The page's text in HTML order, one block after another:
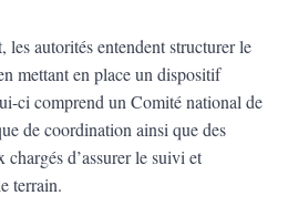
les autorités entendent structurer le
mettant en place un dispositif
ci comprend un Comité national de
de coordination ainsi que des
d’assurer le suivi et
terrain.